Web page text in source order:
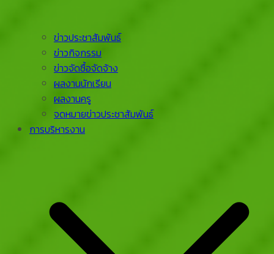
ข่าวประชาสัมพันธ์
ข่าวกิจกรรม
ข่าวจัดซื้อจัดจ้าง
ผลงานนักเรียน
ผลงานครู
จดหมายข่าวประชาสัมพันธ์
การบริหารงาน